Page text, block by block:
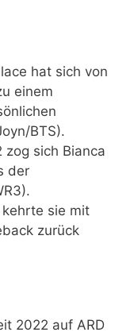
hat sich von
einem
BTS).
zog sich Bianca
der
sie mit
zurück
2022 auf ARD